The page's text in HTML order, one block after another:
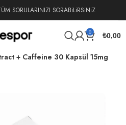
SORULARINIZI SORABiLiRSiNiZ
0 ₺0,00
+ Caffeine 30 Kapsül 15mg